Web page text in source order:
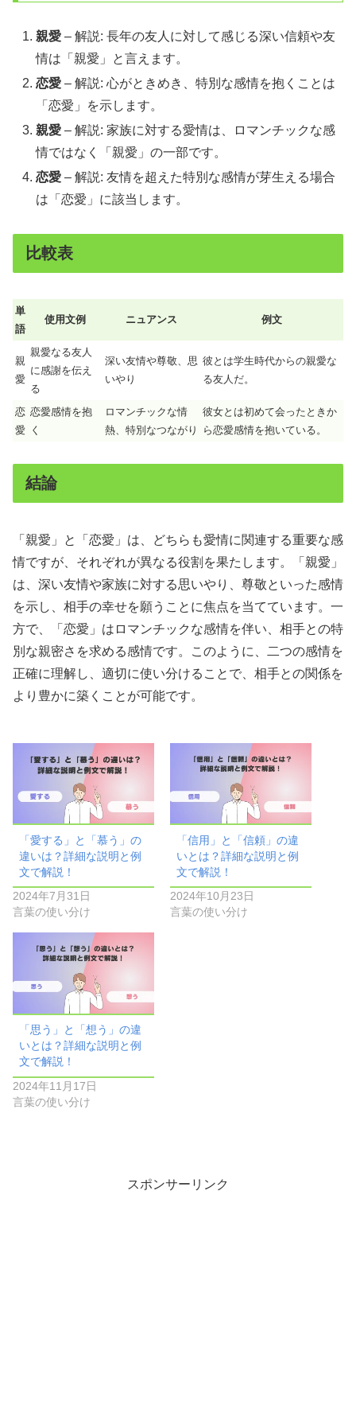
親愛 – 解説: 長年の友人に対して感じる深い信頼や友
情は「親愛」と言えます。
恋愛 – 解説: 心がときめき、特別な感情を抱くことは
「恋愛」を示します。
親愛 – 解説: 家族に対する愛情は、ロマンチックな感
情ではなく「親愛」の一部です。
恋愛 – 解説: 友情を超えた特別な感情が芽生える場合
は「恋愛」に該当します。
比較表
単
語
使用文例 ニュアンス 例文
親
愛
親愛なる友人
に感謝を伝え
る
深い友情や尊敬、思
いやり
彼とは学生時代からの親愛な
る友人だ。
恋
愛
恋愛感情を抱
く
ロマンチックな情
熱、特別なつながり
彼女とは初めて会ったときか
ら恋愛感情を抱いている。
結論
「親愛」と「恋愛」は、どちらも愛情に関連する重要な感
情ですが、それぞれが異なる役割を果たします。「親愛」
は、深い友情や家族に対する思いやり、尊敬といった感情
を示し、相手の幸せを願うことに焦点を当てています。一
方で、「恋愛」はロマンチックな感情を伴い、相手との特
別な親密さを求める感情です。このように、二つの感情を
正確に理解し、適切に使い分けることで、相手との関係を
より豊かに築くことが可能です。
「愛する」と「慕う」の
違いは？詳細な説明と例
文で解説！
2024年7月31日
言葉の使い分け
「信用」と「信頼」の違
いとは？詳細な説明と例
文で解説！
2024年10月23日
言葉の使い分け
「思う」と「想う」の違
いとは？詳細な説明と例
文で解説！
2024年11月17日
言葉の使い分け
スポンサーリンク